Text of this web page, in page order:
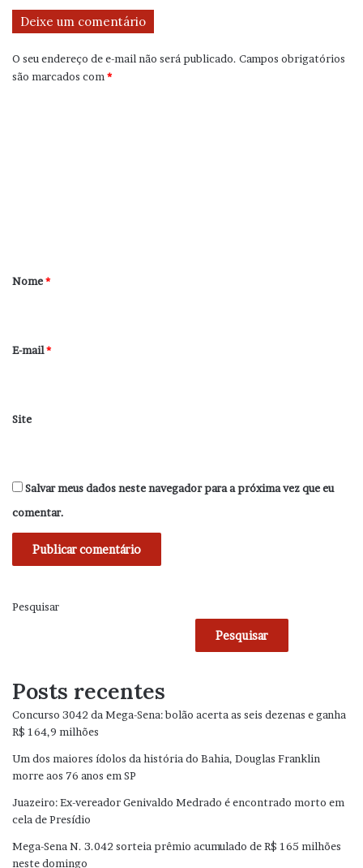
Deixe um comentário
O seu endereço de e-mail não será publicado. Campos obrigatórios
são marcados com *
r
*
Nome*
E-mail*
Site
Salvar meus dados neste navegador para a próxima vez que eu
comentar.
Pesquisar
Pesquisar
Posts recentes
Concurso 3042 da Mega-Sena: bolão acerta as seis dezenas e ganha
R$ 164,9 milhões
Um dos maiores ídolos da história do Bahia, Douglas Franklin
morre aos 76 anos em SP
Juazeiro: Ex-vereador Genivaldo Medrado é encontrado morto em
cela de Presídio
Mega-Sena N. 3.042 sorteia prêmio acumulado de R$ 165 milhões
neste domingo